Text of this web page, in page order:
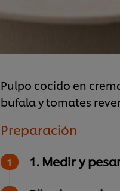
Pulpo cocido en
bufala y tomates
Preparación
1. Medir y